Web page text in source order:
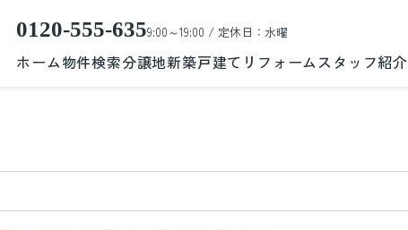
0120-555-6359:00～19:00 / 定休日：水曜
ホーム物件検索分譲地新築戸建て リフォーム スタッフ紹介